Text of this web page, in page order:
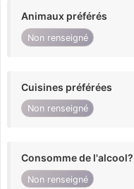
Animaux préférés
Non renseigné
Cuisines préférées
Non renseigné
Consomme de l'alcool?
Non renseigné